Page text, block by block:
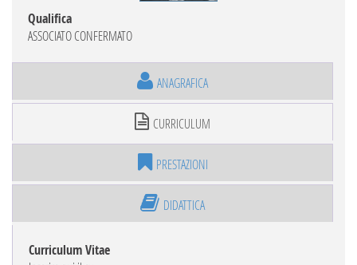
Qualifica
ASSOCIATO CONFERMATO
ANAGRAFICA
CURRICULUM
PRESTAZIONI
DIDATTICA
Curriculum Vitae